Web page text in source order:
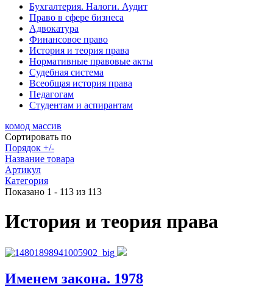
Бухгалтерия. Налоги. Аудит
Право в сфере бизнеса
Адвокатура
Финансовое право
История и теория права
Нормативные правовые акты
Судебная система
Всеобщая история права
Педагогам
Студентам и аспирантам
комод массив
Сортировать по
Порядок +/-
Название товара
Артикул
Категория
Показано 1 - 113 из 113
История и теория права
Именем закона. 1978